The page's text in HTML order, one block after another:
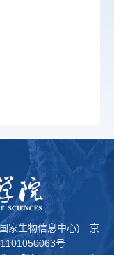
家生物信息中心) 京
号